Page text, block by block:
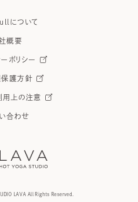
について
概要
ポリシー
護方針
用上の注意
合わせ
LAVA All Rights Reserved.